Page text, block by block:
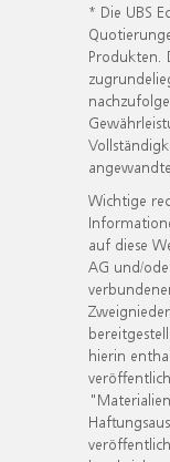
* Die UBS
Produkten.
Wichtige
auf diese
AG und/
hierin